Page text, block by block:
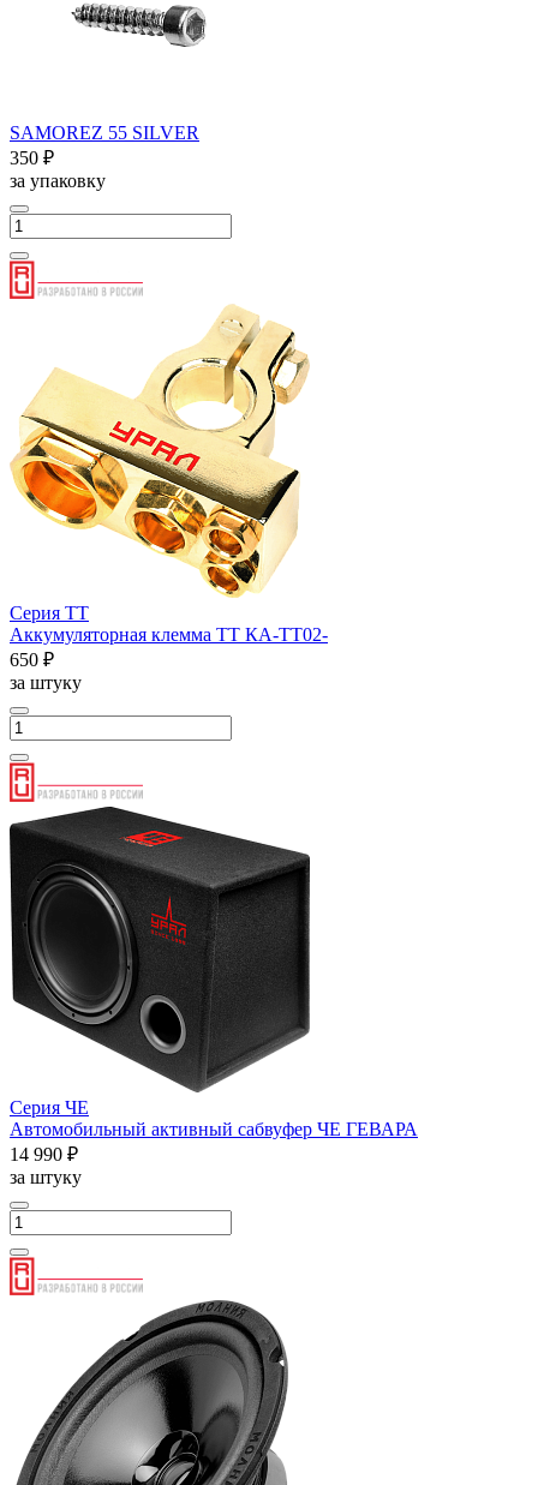
SAMOREZ 55 SILVER
350 ₽
за упаковку
Серия ТТ
Аккумуляторная клемма ТТ КА-ТТ02-
650 ₽
за штуку
Серия ЧЕ
Автомобильный активный сабвуфер ЧЕ ГЕВАРА
14 990 ₽
за штуку